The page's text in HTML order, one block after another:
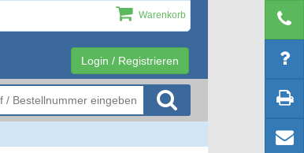
Login / Registrieren
Warenkorb